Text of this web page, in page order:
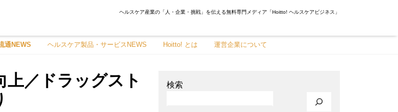
ヘルスケア産業の「人・企業・挑戦」を伝える無料専門メディア「Hoitto! ヘルスケアビジネス」
通NEWS ヘルスケア製品・サービスNEWS Hoitto! とは 運営企業について
上／ドラッグスト
検索